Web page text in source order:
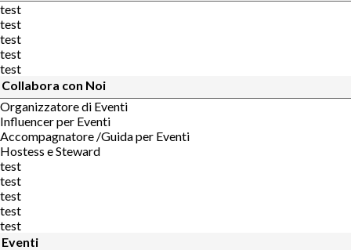
test
test
test
test
test
Collabora con Noi
Organizzatore di Eventi
Influencer per Eventi
Accompagnatore /Guida per Eventi
Hostess e Steward
test
test
test
test
test
Eventi